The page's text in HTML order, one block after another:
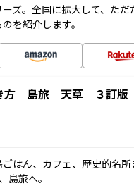
ズ。全国に拡大して、た
を紹介します。
方 島旅 天草 ３訂版
はん、カフェ、歴史的名
島旅へ。